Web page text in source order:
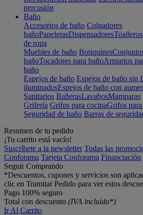
percusión
Baño
Accesorios de baño Colgadores
bañoPapelerasDispensadoresToalleros
de ropa
Muebles de baño Botiquines
bañoTocadores para bañoArmarios
baño
Espejos de baño Espejos de baño sin
iluminadosEspejos de baño con
Sanitarios BañerasLavabosMamparas
Grifería Grifos para cocinaGrifos
Seguridad de baño Barras de
Resumen de tu pedido
¡Tu carrito está vacío!
Suscríbete a la newsletter Todas las
Conforama Tarjeta Conforama Financiación
Seguir Comprando
*Descuentos, cupones y servicios son
clic en Tramitar Pedido para ver estos
Pago 100% seguro
Total con descuento (IVA incluido*)
Ir Al Carrito